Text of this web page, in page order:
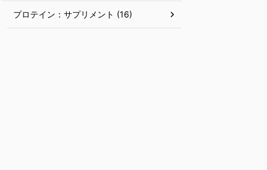
プロテイン：サプリメント (16)